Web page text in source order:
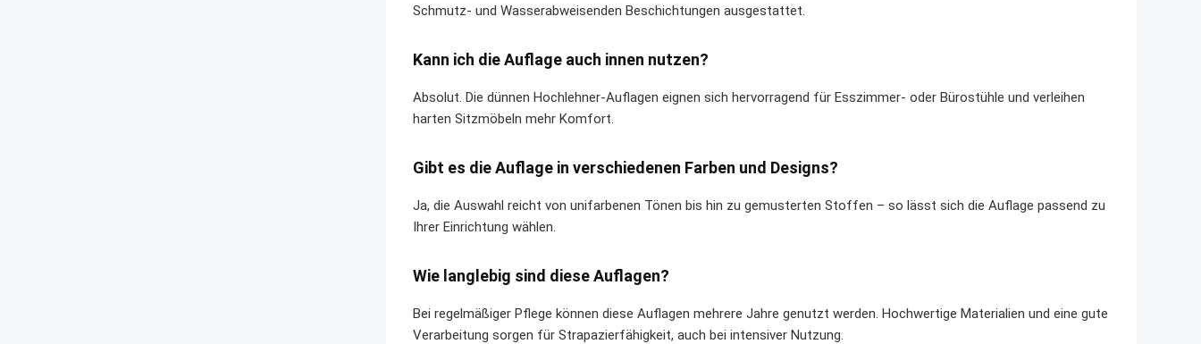
Schmutz- und Wasserabweisenden Beschichtungen ausgestattet.
Kann ich die Auflage auch innen nutzen?
Absolut. Die dünnen Hochlehner-Auflagen eignen sich hervorragend für Esszimmer- oder Bürostühle und verleihen
harten Sitzmöbeln mehr Komfort.
Gibt es die Auflage in verschiedenen Farben und Designs?
Ja, die Auswahl reicht von unifarbenen Tönen bis hin zu gemusterten Stoffen – so lässt sich die Auflage passend zu
Ihrer Einrichtung wählen.
Wie langlebig sind diese Auflagen?
Bei regelmäßiger Pflege können diese Auflagen mehrere Jahre genutzt werden. Hochwertige Materialien und eine gute
Verarbeitung sorgen für Strapazierfähigkeit, auch bei intensiver Nutzung.